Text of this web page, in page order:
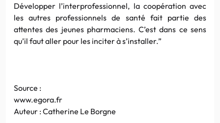
Développer l’interprofessionnel, la coopération avec
les autres professionnels de santé fait partie des
attentes des jeunes pharmaciens. C’est dans ce sens
qu’il faut aller pour les inciter à s’installer.”
Source :
www.egora.fr
Auteur : Catherine Le Borgne